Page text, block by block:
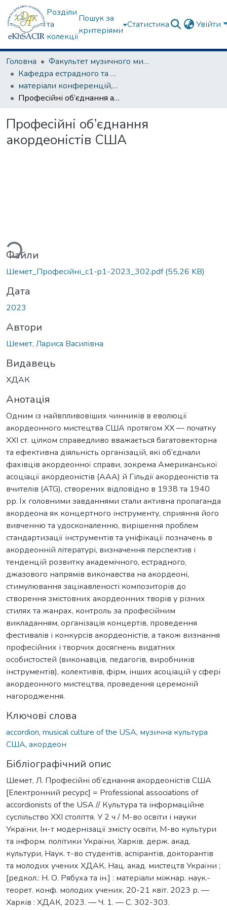
Розділи
та
колекції
Пошук за
критеріями
Статистика Увійти
Головна
Факультет музичного мистецтва
Кафедра естрадного та народного співу
матеріали конференцій, семінарів, круглих столів та ін.
Професійні об’єднання акордеоністів США
Професійні об’єднання
акордеоністів США
Файли
Шемет_Професійні_c1-p1-2023_302.pdf(55,26 KB)
Дата
2023
Автори
Шемет, Лариса Василівна
Видавець
ХДАК
Анотація
Одним із найвпливовіших чинників в еволюції
акордеонного мистецтва США протягом ХХ — початку
ХХІ ст. цілком справедливо вважається багатовекторна
та ефективна діяльність організацій, які об’єднали
фахівців акордеонної справи, зокрема Американської
асоціації акордеоністів (AAA) й Гільдії акордеоністів та
вчителів (ATG), створених відповідно в 1938 та 1940
рр. Їх головними завданнями стали активна пропаганда
акордеона як концертного інструменту, сприяння його
вивченню та удосконаленню, вирішення проблем
стандартизації інструментів та уніфікації позначень в
акордеонній літературі, визначення перспектив і
тенденцій розвитку академічного, естрадного,
джазового напрямів виконавства на акордеоні,
стимулювання зацікавленості композиторів до
створення змістовних акордеонних творів у різних
стилях та жанрах, контроль за професійним
викладанням, організація концертів, проведення
фестивалів і конкурсів акордеоністів, а також визнання
професійних і творчих досягнень видатних
особистостей (виконавців, педагогів, виробників
інструментів), колективів, фірм, інших асоціацій у сфері
акордеонного мистецтва, проведення церемоній
нагородження.
Ключові слова
accordion, musical culture of the USA, музична культура
США, акордеон
Бібліографічний опис
Шемет, Л. Професійні об’єднання акордеоністів США
[Електронний ресурс] = Professional associations of
accordionists of the USA // Культура та інформаційне
суспільство ХХІ століття. У 2 ч / М-во освіти і науки
України, Ін-т модернізації змісту освіти, М-во культури
та інформ. політики України, Харків. держ. акад.
культури, Наук. т-во студентів, аспірантів, докторантів
та молодих учених ХДАК, Нац. акад. мистецтв України ;
[редкол.: Н. О. Рябуха та ін.] : матеріали міжнар. наук.-
теорет. конф. молодих учених, 20-21 квіт. 2023 р. —
Харків : ХДАК, 2023. — Ч. 1. — С. 302-303.